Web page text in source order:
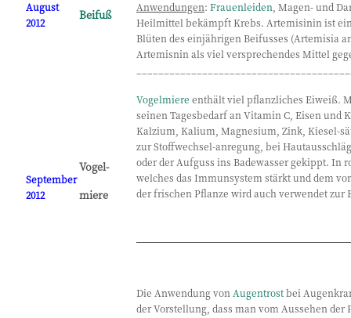
August
2012
Beifuß
Anwendungen: Frauenleiden , Magen- und
Heilmittel bekämpft Krebs. Artemisinin ist
Blüten des einjährigen Beifusses (Artemisia
Artemisnin als viel versprechendes Mittel
September
2012
Vogel-
miere
Vogelmiere enthält viel pflanzliches Eiweiß.
seinen Tagesbedarf an Vitamin C, Eisen
Kalzium, Kalium, Magnesium, Zink, Kiesel-
zur Stoffwechsel-anregung, bei
oder der Aufguss ins Badewasser gekippt.
welches das Immunsystem stärkt und dem
der frischen Pflanze wird auch verwendet
Die Anwendung von Augentrostbei
der Vorstellung, dass man vom Aussehen